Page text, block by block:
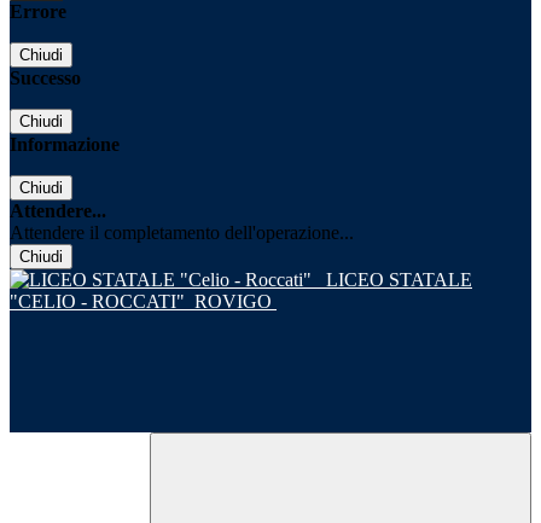
Errore
Chiudi
Successo
Chiudi
Informazione
Chiudi
Attendere...
Attendere il completamento dell'operazione...
Chiudi
LICEO STATALE
"CELIO - ROCCATI" ROVIGO